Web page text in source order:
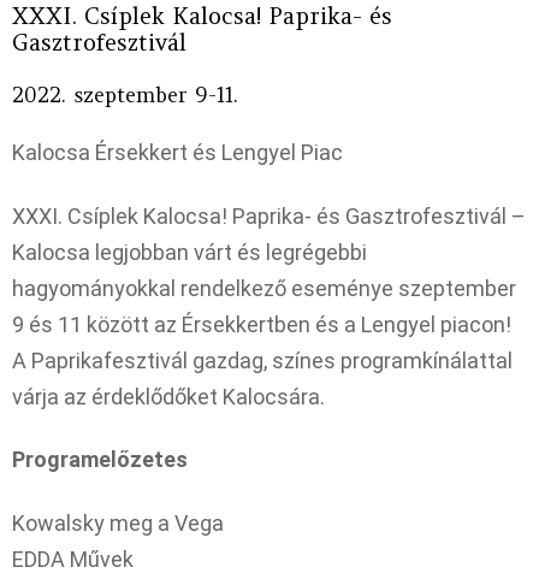
XXXI. Csíplek Kalocsa! Paprika- és
Gasztrofesztivál
2022. szeptember 9-11.
Kalocsa Érsekkert és Lengyel Piac
XXXI. Csíplek Kalocsa! Paprika- és Gasztrofesztivál –
Kalocsa legjobban várt és legrégebbi
hagyományokkal rendelkező eseménye szeptember
9 és 11 között az Érsekkertben és a Lengyel piacon!
A Paprikafesztivál gazdag, színes programkínálattal
várja az érdeklődőket Kalocsára.
Programelőzetes
Kowalsky meg a Vega
EDDA Művek